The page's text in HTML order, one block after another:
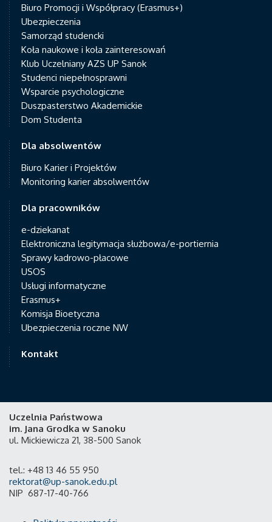
Biuro Promocji i Współpracy (Erasmus+)
Ubezpieczenia
Samorząd studencki
Koła naukowe i koła zainteresowań
Klub Uczelniany AZS UP Sanok
Studenci niepełnosprawni
Wsparcie psychologiczne
Duszpasterstwo Akademickie
Dom Studenta
Dla absolwentów
Biuro Karier i Projektów
Monitoring karier absolwentów
Dla pracowników
e-dziekanat
Elektroniczna legitymacja służbowa/e-portiernia
Sprawy kadrowo-płacowe
USOS
Usługi informatyczne
Erasmus+
Komisja Bioetyczna
Ubezpieczenia roczne NW
Kontakt
Uczelnia Państwowa
im. Jana Grodka w Sanoku
ul. Mickiewicza 21, 38-500 Sanok
tel.: +48 13 46 55 950
rektorat@up-sanok.edu.pl
NIP 687-17-40-766